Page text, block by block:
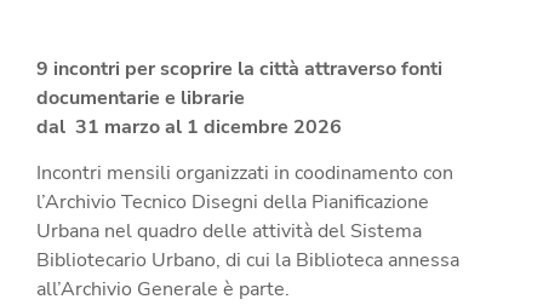
9 incontri per scoprire la città attraverso fonti
documentarie e librarie
dal 31 marzo al 1 dicembre 2026
Incontri mensili organizzati in coodinamento con
l’Archivio Tecnico Disegni della Pianificazione
Urbana nel quadro delle attività del Sistema
Bibliotecario Urbano, di cui la Biblioteca annessa
all’Archivio Generale è parte.